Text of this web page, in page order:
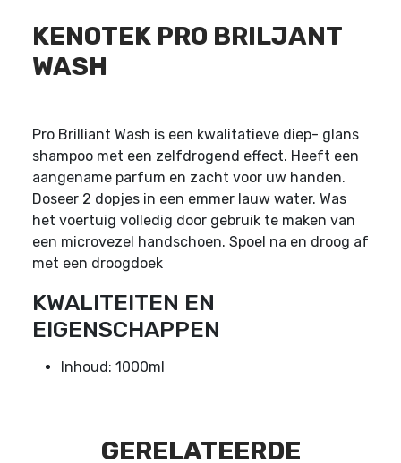
KENOTEK PRO BRILJANT
WASH
Pro Brilliant Wash is een kwalitatieve diep- glans
shampoo met een zelfdrogend effect. Heeft een
aangename parfum en zacht voor uw handen.
Doseer 2 dopjes in een emmer lauw water. Was
het voertuig volledig door gebruik te maken van
een microvezel handschoen. Spoel na en droog af
met een droogdoek
KWALITEITEN EN
EIGENSCHAPPEN
Inhoud: 1000ml
GERELATEERDE